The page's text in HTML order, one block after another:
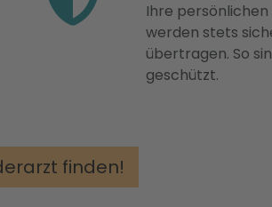
Ihre
werden stets
übertragen. So
geschützt.
finden!